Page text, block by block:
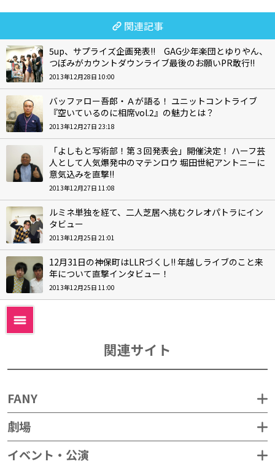
関連記事
5up、サプライズ企画発表!! GAG少年楽団とゆりやん、
つぼみがカウントダウンライブ最後のお願いPR敢行!!
2013年12月28日 10:00
バッファロー吾郎・Ａが語る！ ユニットコントライブ
『空いているのに相席vol.2』の魅力とは？
2013年12月27日 23:18
「よしもと写術部！第３回発表会」開催決定！ ハーフ芸
人として人気爆発中のマテンロウ 堀田世紀アントニーに
意気込みを直撃!!
2013年12月27日 11:08
ルミネ単独を経て、二人芝居へ挑むクレオパトラにイン
タビュー
2013年12月25日 21:01
12月31日の神保町はLLRづくし!! 年越しライブのこと来
年について直撃インタビュー！
2013年12月25日 11:00
関連サイト
FANY
劇場
イベント・公演